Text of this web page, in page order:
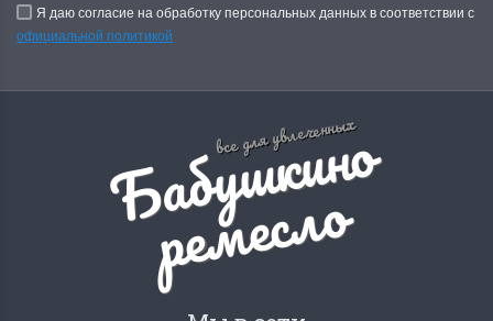
Я даю согласие на обработку персональных данных в соответствии с
официальной политикой
все для увлеченных
Б
а
б
у
ш
к
и
н
о
р
е
м
е
с
л
о